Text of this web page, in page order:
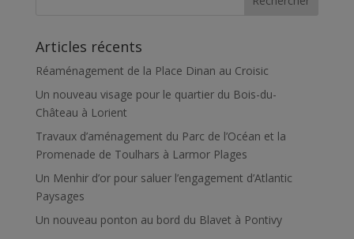
Articles récents
Réaménagement de la Place Dinan au Croisic
Un nouveau visage pour le quartier du Bois-du-
Château à Lorient
Travaux d’aménagement du Parc de l’Océan et la
Promenade de Toulhars à Larmor Plages
Un Menhir d’or pour saluer l’engagement d’Atlantic
Paysages
Un nouveau ponton au bord du Blavet à Pontivy